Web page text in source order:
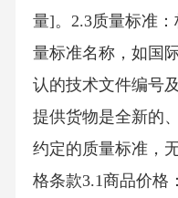
量]。2.3质量标准
量标准名称，如国
认的技术文件编号
提供货物是全新的
约定的质量标准，
格条款3.1商品价格